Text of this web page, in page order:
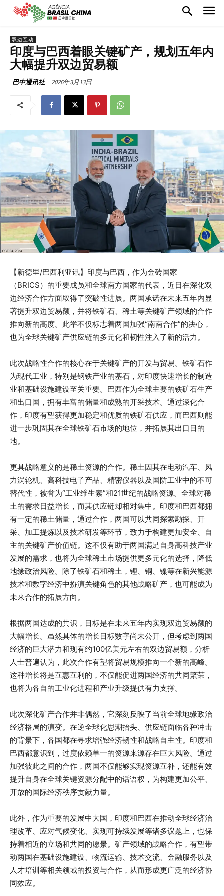
双边互动
印度与巴西着眼关键矿产，规划五年内
大幅提升双边贸易额
巴中通讯社 2026年3月13日
【新德里/巴西利亚讯】印度与巴西，作为金砖国家
（BRICS）的重要成员和全球南方国家的代表，近日在深化双
边经济合作方面取得了突破性进展。两国承诺在未来五年内显
著提升双边贸易额，并将铁矿石、稀土等关键矿产领域的合作
推向新的高度。此举不仅标志着两国加强“南南合作”的决心，
也为全球关键矿产供应链的多元化和韧性注入了新的活力。
此次战略性合作的核心在于关键矿产的开发与贸易。铁矿石作
为现代工业，特别是钢铁产业的基石，对印度快速增长的制造
业和基础设施建设至关重要。巴西作为全球主要的铁矿石生产
和出口国，拥有丰富的储量和成熟的开采技术。通过深化合
作，印度有望获得更加稳定和优质的铁矿石供应，而巴西则能
进一步巩固其在全球铁矿石市场的地位，并拓展其出口目的
地。
更具战略意义的是稀土资源的合作。稀土因其在电动汽车、风
力涡轮机、高科技电子产品、精密仪器以及国防工业中的不可
替代性，被誉为“工业维生素”和21世纪的战略资源。全球对稀
土的需求日益增长，而其供应链却相对集中。印度和巴西都拥
有一定的稀土储量，通过合作，两国可以共同探索勘探、开
采、加工提炼以及技术研发等环节，致力于构建更加安全、自
主的关键矿产价值链。这不仅有助于两国满足自身高科技产业
发展的需求，也将为全球稀土市场提供更多元化的选择，降低
地缘政治风险。除了铁矿石和稀土，锂、铜、镍等在新兴能源
技术和数字经济中扮演关键角色的其他战略矿产，也可能成为
未来合作的拓展方向。
根据两国达成的共识，目标是在未来五年内实现双边贸易额的
大幅增长。虽然具体的增长目标数字尚未公开，但考虑到两国
经济的巨大潜力和现有约100亿美元左右的双边贸易额，分析
人士普遍认为，此次合作有望将贸易规模推向一个新的高峰。
这种增长将是互惠互利的，不仅能促进两国经济的共同繁荣，
也将为各自的工业化进程和产业升级提供有力支撑。
此次深化矿产合作并非偶然，它深刻反映了当前全球地缘政治
经济格局的演变。在逆全球化思潮抬头、供应链面临各种冲击
的背景下，各国都在寻求增强经济韧性和战略自主性。印度和
巴西都意识到，过度依赖单一的资源来源存在巨大风险。通过
加强彼此之间的合作，两国不仅能够实现资源互补，还能有效
提升自身在全球关键资源分配中的话语权，为构建更加公平、
开放的国际经济秩序贡献力量。
此外，作为重要的发展中大国，印度和巴西在推动全球经济治
理改革、应对气候变化、实现可持续发展等诸多议题上，也保
持着相近的立场和共同的愿景。矿产领域的战略合作，有望带
动两国在基础设施建设、物流运输、技术交流、金融服务以及
人才培训等相关领域的投资与合作，从而形成更广泛的经济协
同效应。